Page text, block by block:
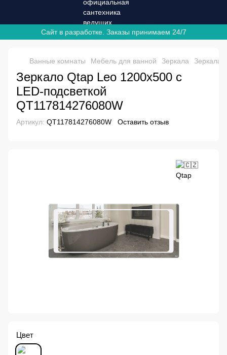
Сайт в разработке. Заказы принимаем 24/7
Ванные комнаты Мебель для ванной Зеркала
Зеркало Qtap Leo 1200х500 с
LED-подсветкой
QT117814276080W
Артикул: QT117814276080W Оставить отзыв
Цвет